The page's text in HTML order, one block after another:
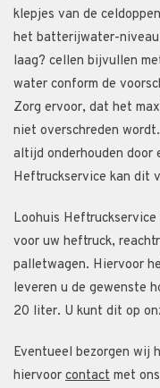
klepjes van de
het batterijwater-
laag? cellen bijvullen
water conform de
Zorg ervoor, dat het
niet overschreden
altijd onderhouden door
Heftruckservice kan dit
Loohuis
voor uw heftruck,
palletwagen. Hiervoor
leveren u de gewenste
20 liter. U kunt dit op
Eventueel bezorgen wij
hiervoor contact met